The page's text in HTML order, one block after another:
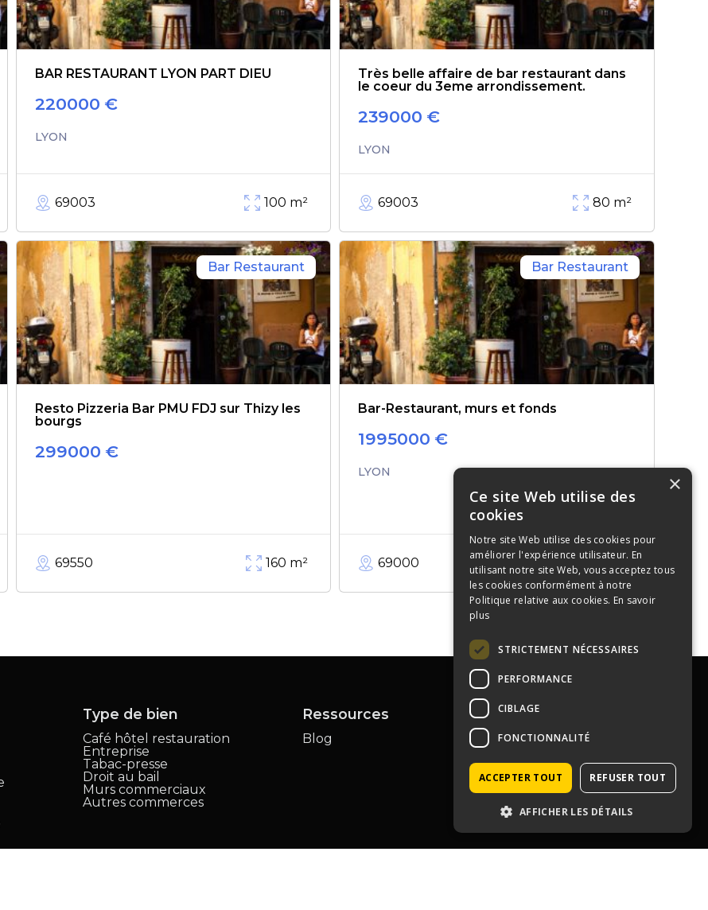
BAR RESTAURANT LYON PART DIEU
220000 €
LYON
69003 100 m²
Très belle affaire de bar restaurant dans
le coeur du 3eme arrondissement.
239000 €
LYON
69003 80 m²
Bar Restaurant
Resto Pizzeria Bar PMU FDJ sur Thizy les
bourgs
299000 €
69550 160 m²
Bar Restaurant
Bar-Restaurant, murs et fonds
1995000 €
LYON
69000 500 m²
Type de bien
Café hôtel restauration
Entreprise
Tabac-presse
Droit au bail
Murs commerciaux
Autres commerces
Ressources
Blog
Contactez-nous
04 72 43 99 09
contact@immoprolyon.fr
Contact
134 cours Lafayette 69003
Lyon
×
Ce site Web utilise des
cookies
Notre site Web utilise des cookies pour
améliorer l'expérience utilisateur. En
utilisant notre site Web, vous acceptez tous
les cookies conformément à notre
Politique relative aux cookies. En savoir
plus
STRICTEMENT NÉCESSAIRES
PERFORMANCE
CIBLAGE
FONCTIONNALITÉ
ACCEPTER TOUT REFUSER TOUT
AFFICHER LES DÉTAILS